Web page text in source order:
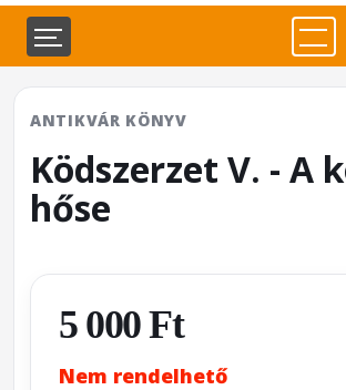
ANTIKVÁR KÖNYV
Ködszerzet V. - A
hőse
5 000 Ft
Nem rendelhető